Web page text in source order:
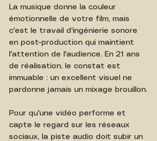
La musique donne la couleur
émotionnelle de votre film, mais
c'est le travail d'ingénierie sonore
en post-production qui maintient
l'attention de l'audience. En 21 ans
de réalisation, le constat est
immuable : un excellent visuel ne
pardonne jamais un mixage brouillon.
Pour qu'une vidéo performe et
capte le regard sur les réseaux
sociaux, la piste audio doit subir un